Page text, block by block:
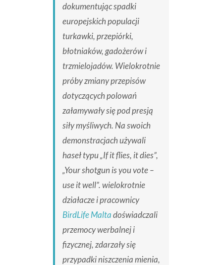
dokumentując spadki
europejskich populacji
turkawki, przepiórki,
błotniaków, gadożerów i
trzmielojadów. Wielokrotnie
próby zmiany przepisów
dotyczących polowań
załamywały się pod presją
siły myśliwych. Na swoich
demonstracjach używali
haseł typu „If it flies, it dies”,
„Your shotgun is you vote –
use it well”. wielokrotnie
działacze i pracownicy
BirdLife Maltadoświadczali
przemocy werbalnej i
fizycznej, zdarzały się
przypadki niszczenia mienia,